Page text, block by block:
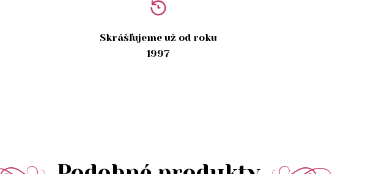
Skrášľujeme už od roku
1997